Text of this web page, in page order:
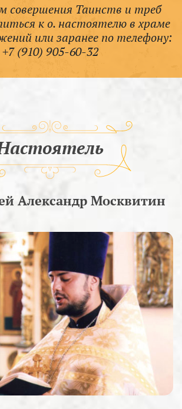
совершения Таинств и треб
к о. настоятелю в храме
или заранее по телефону:
+7 (910) 905-60-32
Александр Москвитин